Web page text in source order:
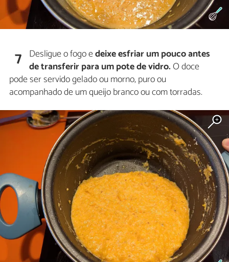
7 Desligue o fogo edeixe esfriar um pouco antes
de transferir para um pote de vidro.O doce
pode ser servido gelado ou morno, puro ou
acompanhado de um queijo branco ou com torradas.